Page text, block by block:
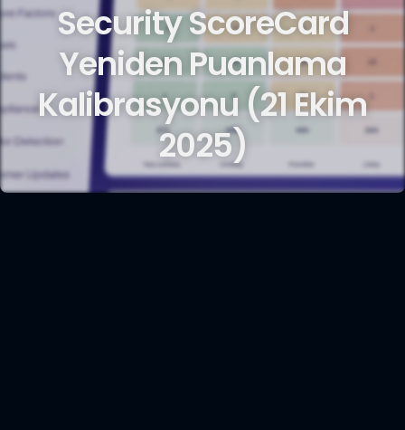
Security ScoreCard
Yeniden Puanlama
Kalibrasyonu (21 Ekim
2025)